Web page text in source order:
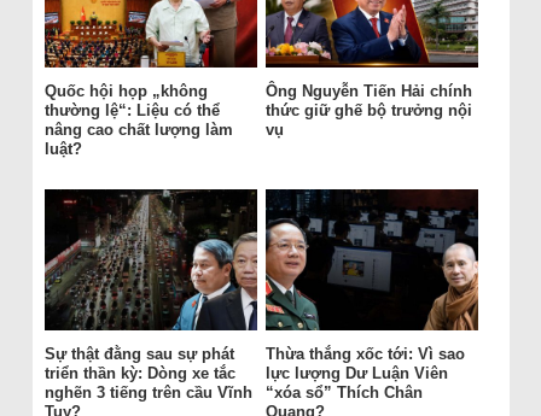
Quốc hội họp „không
thường lệ“: Liệu có thể
nâng cao chất lượng làm
luật?
Ông Nguyễn Tiến Hải chính
thức giữ ghế bộ trưởng nội
vụ
Sự thật đằng sau sự phát
triển thần kỳ: Dòng xe tắc
nghẽn 3 tiếng trên cầu Vĩnh
Tuy?
Thừa thắng xốc tới: Vì sao
lực lượng Dư Luận Viên
“xóa sổ” Thích Chân
Quang?